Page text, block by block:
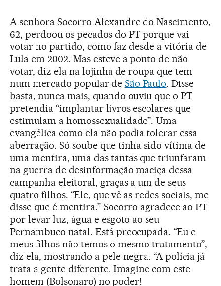
A senhora Socorro Alexandre do Nascimento,
62, perdoou os pecados do PT porque vai
votar no partido, como faz desde a vitória de
Lula em 2002. Mas esteve a ponto de não
votar, diz ela na lojinha de roupa que tem
num mercado popular de São Paulo. Disse
basta, nunca mais, quando ouviu que o PT
pretendia “implantar livros escolares que
estimulam a homossexualidade”. Uma
evangélica como ela não podia tolerar essa
aberração. Só soube que tinha sido vítima de
uma mentira, uma das tantas que triunfaram
na guerra de desinformação maciça dessa
campanha eleitoral, graças a um de seus
quatro filhos. “Ele, que vê as redes sociais, me
disse que é mentira.” Socorro agradece ao PT
por levar luz, água e esgoto ao seu
Pernambuco natal. Está preocupada. “Eu e
meus filhos não temos o mesmo tratamento”,
diz ela, mostrando a pele negra. “A polícia já
trata a gente diferente. Imagine com este
homem (Bolsonaro) no poder!